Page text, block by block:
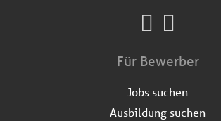
Für Bewerber
Jobs suchen
Ausbildung suchen